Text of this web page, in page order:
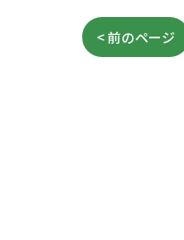
< 前のページ